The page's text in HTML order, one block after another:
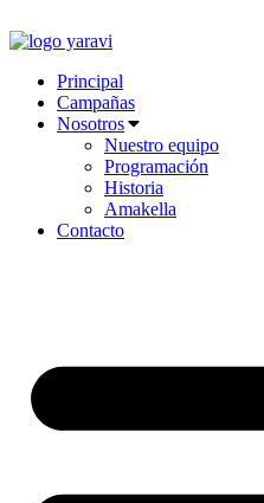
al
Principal
Campañas
Nosotros
Nuestro equipo
Programación
Historia
Amakella
Contacto